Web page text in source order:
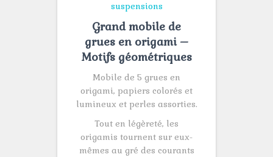
suspensions
Grand mobile de
grues en origami –
Motifs géométriques
Mobile de 5 grues en
origami, papiers colorés et
lumineux et perles assorties.
Tout en légèreté, les
origamis tournent sur eux-
mêmes au gré des courants